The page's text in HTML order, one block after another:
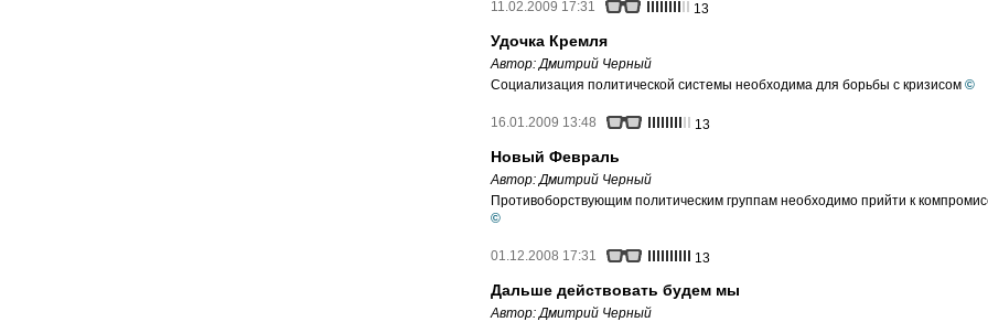
11.02.2009 17:31 13
Удочка Кремля
Автор:Дмитрий Черный
Социализация политической системы необходима для борьбы с кризисом ©
16.01.2009 13:48 13
Новый Февраль
Автор:Дмитрий Черный
Противоборствующим политическим группам необходимо прийти к
©
01.12.2008 17:31 13
Дальше действовать будем мы
Автор:Дмитрий Черный